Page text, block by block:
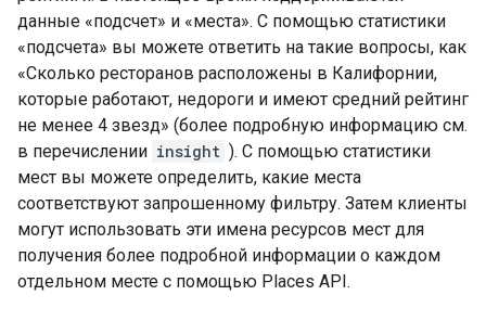
данные «подсчет» и «места». С помощью статистики
«подсчета» вы можете ответить на такие вопросы, как
«Сколько ресторанов расположены в Калифорнии,
которые работают, недороги и имеют средний рейтинг
не менее 4 звезд» (более подробную информацию см.
в перечислении insight ). С помощью статистики
мест вы можете определить, какие места
соответствуют запрошенному фильтру. Затем клиенты
могут использовать эти имена ресурсов мест для
получения более подробной информации о каждом
отдельном месте с помощью Places API.